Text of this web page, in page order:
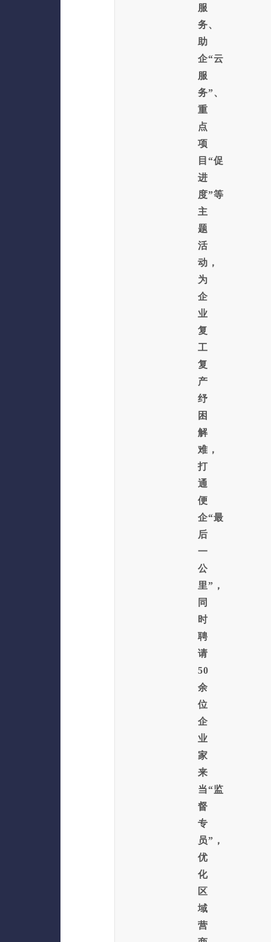
服
务、
助
企“云
服
务”、
重
点
项
目“促
进
度”等
主
题
活
动，
为
企
业
复
工
复
产
纾
困
解
难，
打
通
便
企“最
后
一
公
里”，
同
时
聘
请
50
余
位
企
业
家
来
当“监
督
专
员”，
优
化
区
域
营